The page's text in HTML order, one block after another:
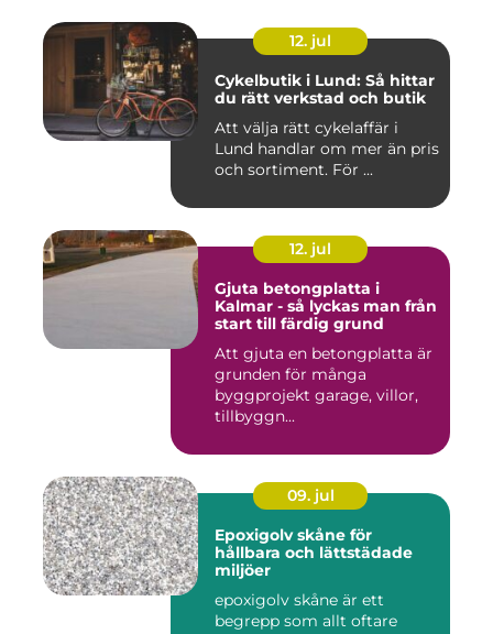
12. jul
Cykelbutik i Lund: Så hittar
du rätt verkstad och butik
Att välja rätt cykelaffär i
Lund handlar om mer än pris
och sortiment. För ...
12. jul
Gjuta betongplatta i
Kalmar - så lyckas man från
start till färdig grund
Att gjuta en betongplatta är
grunden för många
byggprojekt garage, villor,
tillbyggn...
09. jul
Epoxigolv skåne för
hållbara och lättstädade
miljöer
epoxigolv skåne är ett
begrepp som allt oftare